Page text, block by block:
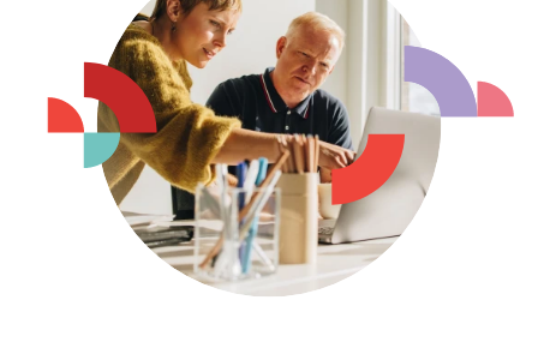
Switzerland
UK & Ireland
USA & Canada